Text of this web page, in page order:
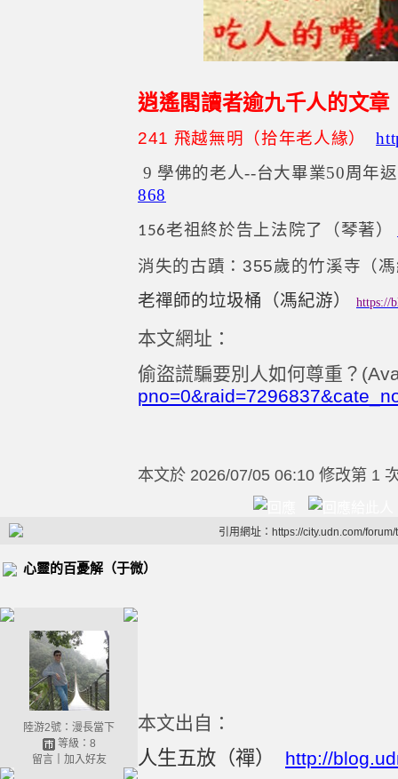
逍遙閣讀者逾九千人的文
241 飛越無明（拾年老人緣）
9 學佛的老人--台大畢業50周年
868
156老祖終於告上法院了（琴著）
消失的古蹟：355歲的竹溪寺（
老禪師的垃圾桶（馮紀游） https://
本文網址：
偷盜謊騙要別人如何尊重？
本文於 2026/07/05 06:10 修改第 1
引用網址：https://city.udn.com/
心靈的百憂解（于微）
陸游2號：漫長當下
等級：8
留言｜ 加入好友
本文出自：
人生五放（禪） http://